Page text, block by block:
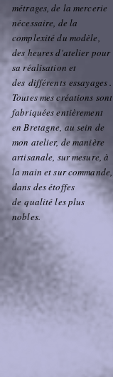
métrages, de la mercerie
nécessaire, de la
complexité du modèle,
des heures d'atelier pour
sa réalisation et
des différents essayages .
Toutes mes créations sont
fabriquées entièrement
en Bretagne, au sein de
mon atelier, de manière
artisanale, sur mesure, à
la main et sur commande,
dans des étoffes
de qualité les plus
nobles.